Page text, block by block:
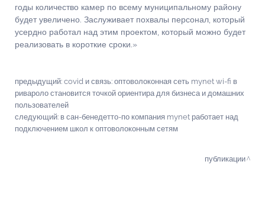
годы количество камер по всему муниципальному району
будет увеличено. Заслуживает похвалы персонал, который
усердно работал над этим проектом, который можно будет
реализовать в короткие сроки.»
предыдущий:covid и связь: оптоволоконная сеть mynet wi-fi в
ривароло становится точкой ориентира для бизнеса и домашних
пользователей
следующий: в сан-бенедетто-по компания mynet работает над
подключением школ к оптоволоконным сетям
публикации